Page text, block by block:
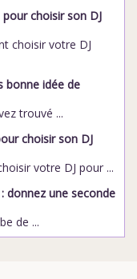
choisir son DJ
choisir votre DJ
bonne idée de
trouvé ...
choisir son DJ
votre DJ pour ...
donnez une seconde
de ...